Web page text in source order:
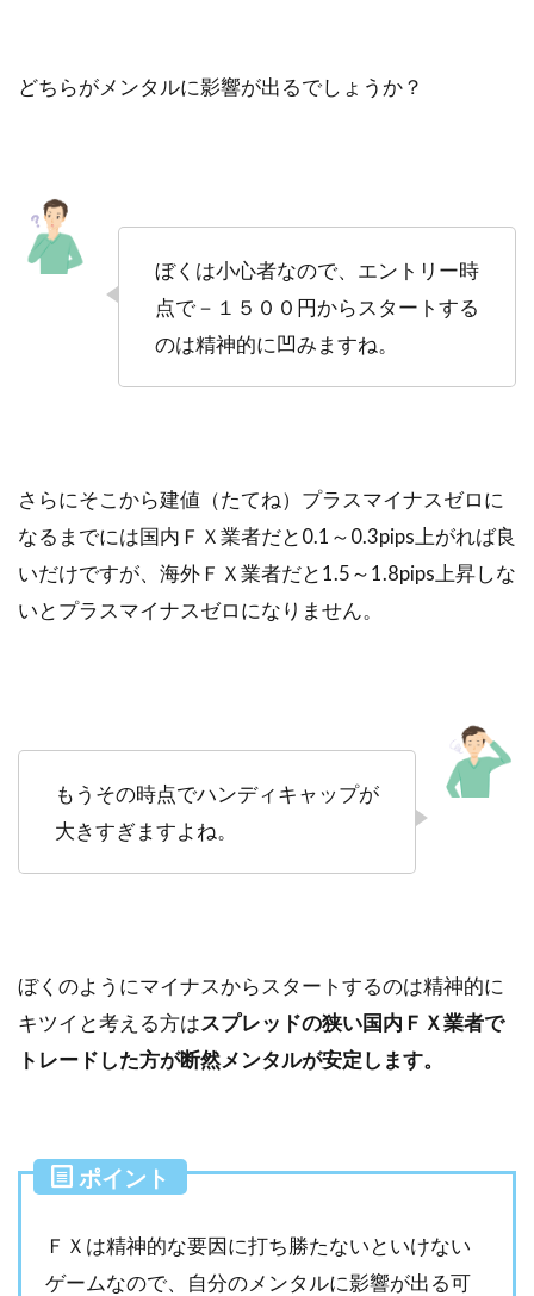
どちらがメンタルに影響が出るでしょうか？
ぼくは小心者なので、エントリー時
点で－１５００円からスタートする
のは精神的に凹みますね。
さらにそこから建値（たてね）プラスマイナスゼロに
なるまでには国内ＦＸ業者だと0.1～0.3pips上がれば良
いだけですが、海外ＦＸ業者だと1.5～1.8pips上昇しな
いとプラスマイナスゼロになりません。
もうその時点でハンディキャップが
大きすぎますよね。
ぼくのようにマイナスからスタートするのは精神的に
キツイと考える方はスプレッドの狭い国内ＦＸ業者で
トレードした方が断然メンタルが安定します。
ポイント
ＦＸは精神的な要因に打ち勝たないといけない
ゲームなので、自分のメンタルに影響が出る可